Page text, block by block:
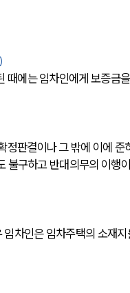
에는 임차인에게 보증금
판결이나 그 밖에 이에 준
불구하고 반대의무의 이
차인은 임차주택의 소재